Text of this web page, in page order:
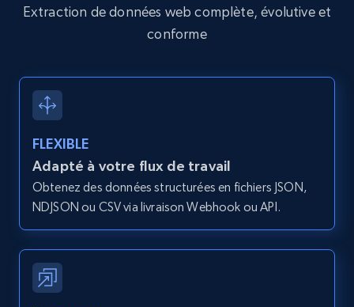
12K+ 1.3K+ Essai gratuit
Zillow properties listing information -
Discover by custom filters - location, home
type and status
Zpid, City, State, HomeStatus, Address,
IsListingClaimedByCurrentSignedInUser,
IsCurrentSignedInAgentResponsible, Bedrooms,
and more.
Extraction de données web complète, évolutive et
conforme
FLEXIBLE
Adapté à votre flux de travail
Obtenez des données structurées en fichiers JSON,
NDJSON ou CSV via livraison Webhook ou API.